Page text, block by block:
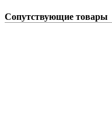
Сопутствующие товары